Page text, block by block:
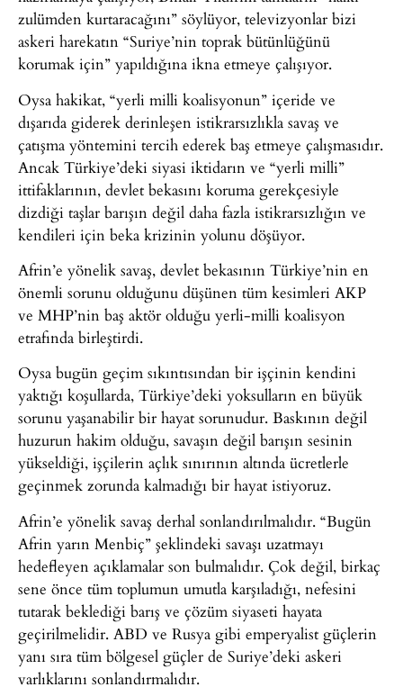
zulümden kurtaracağını” söylüyor, televizyonlar bizi
askeri harekatın “Suriye’nin toprak bütünlüğünü
korumak için” yapıldığına ikna etmeye çalışıyor.
Oysa hakikat, “yerli milli koalisyonun” içeride ve
dışarıda giderek derinleşen istikrarsızlıkla savaş ve
çatışma yöntemini tercih ederek baş etmeye çalışmasıdır.
Ancak Türkiye’deki siyasi iktidarın ve “yerli milli”
ittifaklarının, devlet bekasını koruma gerekçesiyle
dizdiği taşlar barışın değil daha fazla istikrarsızlığın ve
kendileri için beka krizinin yolunu döşüyor.
Afrin’e yönelik savaş, devlet bekasının Türkiye’nin en
önemli sorunu olduğunu düşünen tüm kesimleri AKP
ve MHP’nin baş aktör olduğu yerli-milli koalisyon
etrafında birleştirdi.
Oysa bugün geçim sıkıntısından bir işçinin kendini
yaktığı koşullarda, Türkiye’deki yoksulların en büyük
sorunu yaşanabilir bir hayat sorunudur. Baskının değil
huzurun hakim olduğu, savaşın değil barışın sesinin
yükseldiği, işçilerin açlık sınırının altında ücretlerle
geçinmek zorunda kalmadığı bir hayat istiyoruz.
Afrin’e yönelik savaş derhal sonlandırılmalıdır. “Bugün
Afrin yarın Menbiç” şeklindeki savaşı uzatmayı
hedefleyen açıklamalar son bulmalıdır. Çok değil, birkaç
sene önce tüm toplumun umutla karşıladığı, nefesini
tutarak beklediği barış ve çözüm siyaseti hayata
geçirilmelidir. ABD ve Rusya gibi emperyalist güçlerin
yanı sıra tüm bölgesel güçler de Suriye’deki askeri
varlıklarını sonlandırmalıdır.